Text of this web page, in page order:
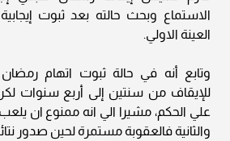
الاستماع وبحث حالته بعد ثبوت إيجابية
العينة الاولي.
وتابع أنه في حالة ثبوت اتهام
للإيقاف من سنتين إلى أربع سنوات
علي الحكم، مشيرا الي انه ممنوع ان
والثانية فالعقوبة مستمرة لحين صدور